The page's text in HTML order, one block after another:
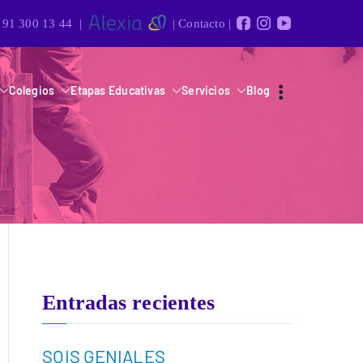
91 300 13 44 | |Contacto |
Colegios Etapas Educativas Servicios Blog
Entradas recientes
SOIS GENIALES